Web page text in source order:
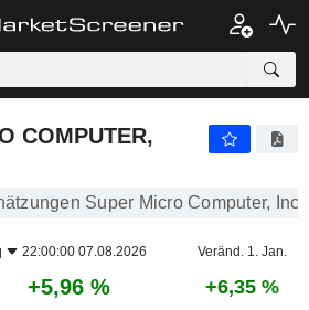
COMPUTER,
Super Micro Computer, Inc.
22:00:00 07.08.2026 Veränd. 1. Jan.
+5,96 % +6,35 %